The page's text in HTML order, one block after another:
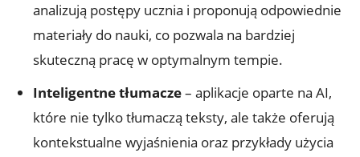
analizują postępy ucznia i proponują ⁤odpowiednie
⁣materiały do ⁢nauki, co⁣ pozwala na ‍bardziej
⁣skuteczną pracę w ⁤optymalnym tempie.
Inteligentne‌ tłumacze– aplikacje oparte ​na‍ AI,
które nie tylko tłumaczą teksty, ale także⁤ oferują
⁤kontekstualne wyjaśnienia oraz⁢ przykłady użycia